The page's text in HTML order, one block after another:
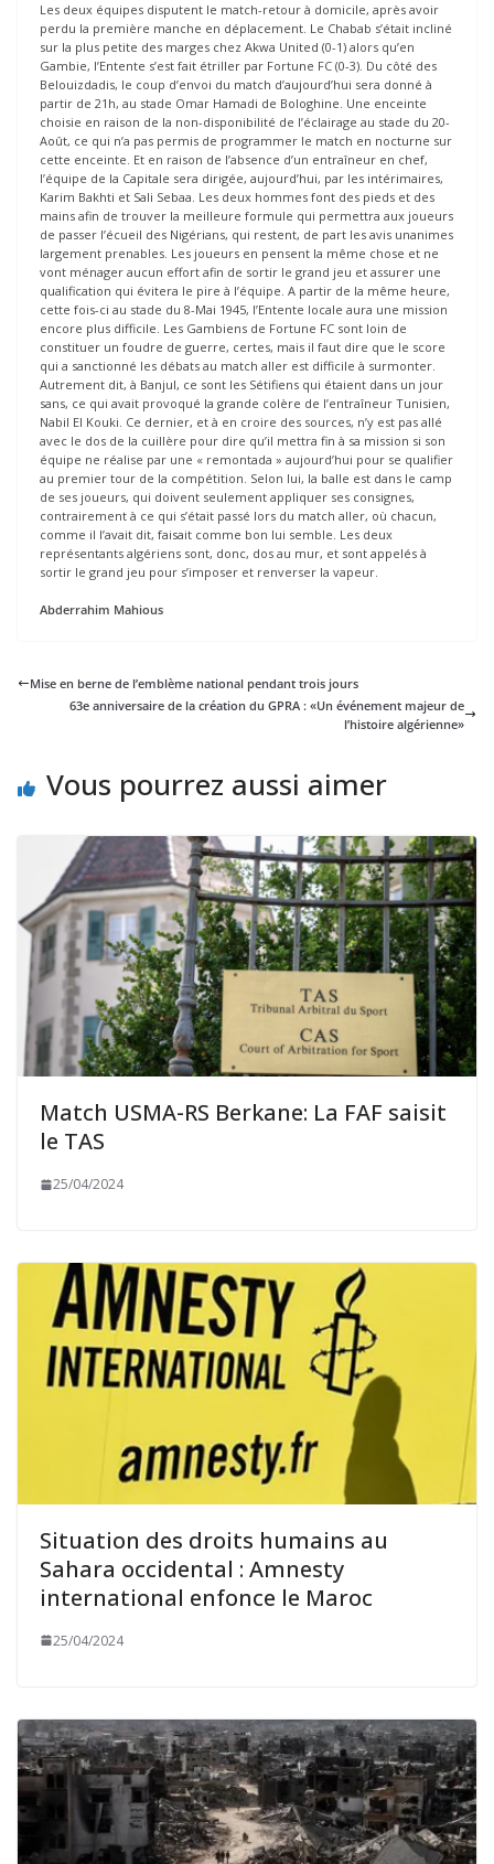
Les deux équipes disputent le match-retour à domicile, après avoir
perdu la première manche en déplacement. Le Chabab s’était incliné
sur la plus petite des marges chez Akwa United (0-1) alors qu’en
Gambie, l’Entente s’est fait étriller par Fortune FC (0-3). Du côté des
Belouizdadis, le coup d’envoi du match d’aujourd’hui sera donné à
partir de 21h, au stade Omar Hamadi de Bologhine. Une enceinte
choisie en raison de la non-disponibilité de l’éclairage au stade du 20-
Août, ce qui n’a pas permis de programmer le match en nocturne sur
cette enceinte. Et en raison de l’absence d’un entraîneur en chef,
l’équipe de la Capitale sera dirigée, aujourd’hui, par les intérimaires,
Karim Bakhti et Sali Sebaa. Les deux hommes font des pieds et des
mains afin de trouver la meilleure formule qui permettra aux joueurs
de passer l’écueil des Nigérians, qui restent, de part les avis unanimes
largement prenables. Les joueurs en pensent la même chose et ne
vont ménager aucun effort afin de sortir le grand jeu et assurer une
qualification qui évitera le pire à l’équipe. A partir de la même heure,
cette fois-ci au stade du 8-Mai 1945, l’Entente locale aura une mission
encore plus difficile. Les Gambiens de Fortune FC sont loin de
constituer un foudre de guerre, certes, mais il faut dire que le score
qui a sanctionné les débats au match aller est difficile à surmonter.
Autrement dit, à Banjul, ce sont les Sétifiens qui étaient dans un jour
sans, ce qui avait provoqué la grande colère de l’entraîneur Tunisien,
Nabil El Kouki. Ce dernier, et à en croire des sources, n’y est pas allé
avec le dos de la cuillère pour dire qu’il mettra fin à sa mission si son
équipe ne réalise par une « remontada » aujourd’hui pour se qualifier
au premier tour de la compétition. Selon lui, la balle est dans le camp
de ses joueurs, qui doivent seulement appliquer ses consignes,
contrairement à ce qui s’était passé lors du match aller, où chacun,
comme il l’avait dit, faisait comme bon lui semble. Les deux
représentants algériens sont, donc, dos au mur, et sont appelés à
sortir le grand jeu pour s’imposer et renverser la vapeur.
Abderrahim Mahious
Mise en berne de l’emblème national pendant trois jours
63e anniversaire de la création du GPRA : «Un événement majeur de
l’histoire algérienne»
Vous pourrez aussi aimer
Match USMA-RS Berkane: La FAF saisit
le TAS
25/04/2024
Situation des droits humains au
Sahara occidental : Amnesty
international enfonce le Maroc
25/04/2024